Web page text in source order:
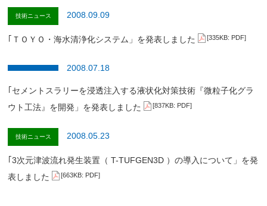
技術ニュース 2008.09.09
｢ＴＯＹＯ・海水清浄化システム」を発表しました [335KB: PDF]
2008.07.18
｢セメントスラリーを浸透注入する液状化対策技術『微粒子化グラ
ウト工法』を開発」を発表しました
[837KB: PDF]
技術ニュース 2008.05.23
｢3次元津波流れ発生装置（ T-TUFGEN3D ）の導入について」を発
表しました
[663KB: PDF]